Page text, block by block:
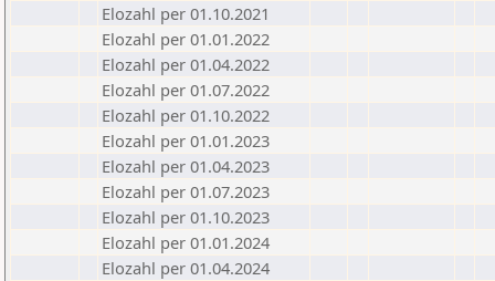
Elozahl per 01.10.2021
Elozahl per 01.01.2022
Elozahl per 01.04.2022
Elozahl per 01.07.2022
Elozahl per 01.10.2022
Elozahl per 01.01.2023
Elozahl per 01.04.2023
Elozahl per 01.07.2023
Elozahl per 01.10.2023
Elozahl per 01.01.2024
Elozahl per 01.04.2024